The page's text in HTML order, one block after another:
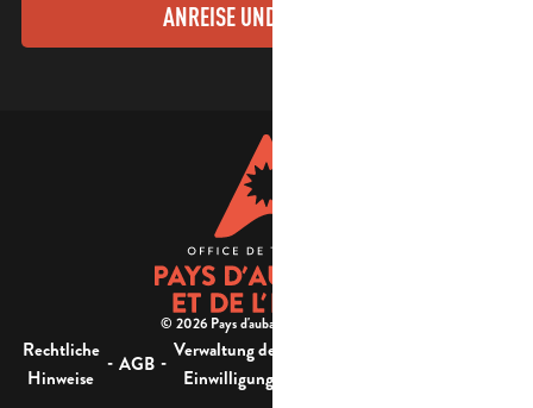
ANREISE UND KONTAKTE
© 2026 Pays d'aubagne et de l'étoile -
Rechtliche
Hinweise
- AGB - Verwaltung der
Einwilligung